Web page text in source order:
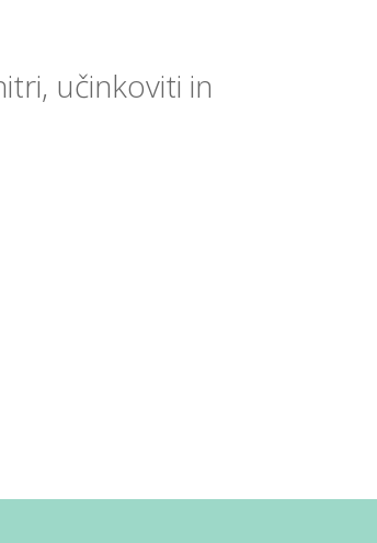
učinkoviti in